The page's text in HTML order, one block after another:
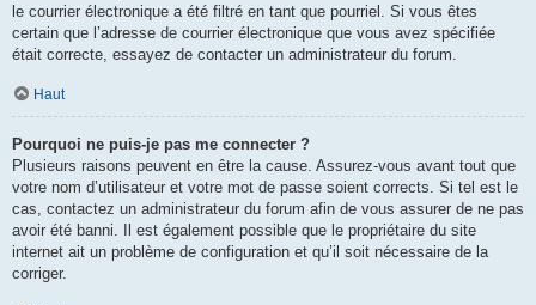
le courrier électronique a été filtré en tant que pourriel. Si vous êtes
certain que l’adresse de courrier électronique que vous avez spécifiée
était correcte, essayez de contacter un administrateur du forum.
Haut
Pourquoi ne puis-je pas me connecter ?
Plusieurs raisons peuvent en être la cause. Assurez-vous avant tout que
votre nom d’utilisateur et votre mot de passe soient corrects. Si tel est le
cas, contactez un administrateur du forum afin de vous assurer de ne pas
avoir été banni. Il est également possible que le propriétaire du site
internet ait un problème de configuration et qu’il soit nécessaire de la
corriger.